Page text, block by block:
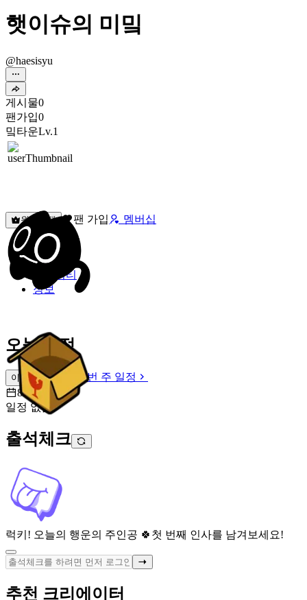
햇이슈의 미밐
@haesisyu
게시물0
팬가입0
밐타운Lv.1
원픽선택 팬 가입 멤버십
밐타운
피드
커뮤니티
정보
오늘 일정
이번 주 일정
이번 주 일정
8월 9일 [일]
일정 없음
출석체크
럭키! 오늘의 행운의 주인공 🍀 첫 번째 인사를 남겨보세요!
추천 크리에이터